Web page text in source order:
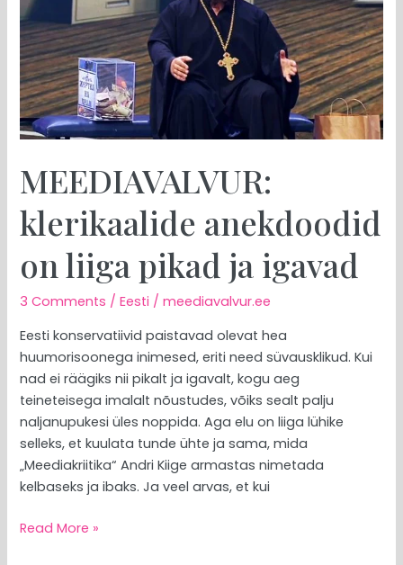
MEEDIAVALVUR:
klerikaalide anekdoodid
on liiga pikad ja igavad
3 Comments /Eesti /meediavalvur.ee
Eesti konservatiivid paistavad olevat hea
huumorisoonega inimesed, eriti need süvausklikud. Kui
nad ei räägiks nii pikalt ja igavalt, kogu aeg
teineteisega imalalt nõustudes, võiks sealt palju
naljanupukesi üles noppida. Aga elu on liiga lühike
selleks, et kuulata tunde ühte ja sama, mida
„Meediakriitika“ Andri Kiige armastas nimetada
kelbaseks ja ibaks. Ja veel arvas, et kui
on
liiga
pikad
ja
igavad
Read More »